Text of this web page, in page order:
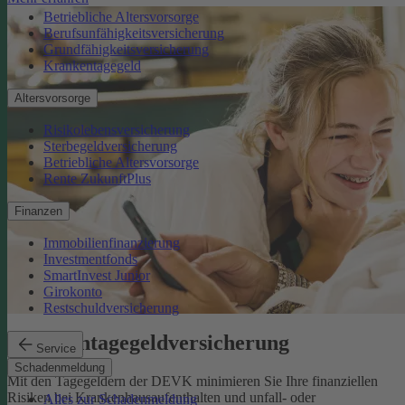
Betriebliche Altersvorsorge
Berufsunfähigkeitsversicherung
Grundfähigkeitsversicherung
Krankentagegeld
Altersvorsorge
Risikolebensversicherung
Sterbegeldversicherung
Betriebliche Altersvorsorge
Rente ZukunftPlus
Finanzen
Immobilienfinanzierung
Investmentfonds
SmartInvest Junior
Girokonto
Restschuldversicherung
Service
Schadenmeldung
Alles zur Schadenmeldung
Krankentagegeldversicherung
Mit den Tagegeldern der DEVK minimieren Sie Ihre finanziellen
Risiken bei Krankenhausaufenthalten und unfall- oder